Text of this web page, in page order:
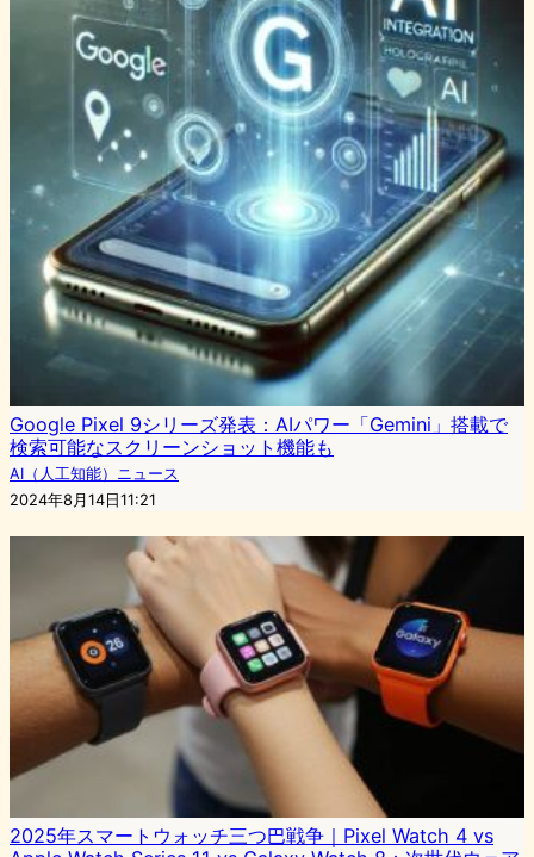
Google Pixel 9シリーズ発表：AIパワー「Gemini」搭載で
検索可能なスクリーンショット機能も
AI（人工知能）ニュース
2024年8月14日11:21
2025年スマートウォッチ三つ巴戦争｜Pixel Watch 4 vs